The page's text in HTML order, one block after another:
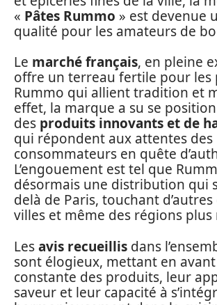
« Pâtes Rummo » est devenue
qualité pour les amateurs de
Le marché français, en pleine
offre un terreau fertile pour les
Rummo qui allient tradition et
effet, la marque a su se
des produits innovants et de
qui répondent aux attentes des
consommateurs en quête
L’engouement est tel que
désormais une distribution qui
delà de Paris, touchant
villes et même des régions plus
Lesavis recueillis dans
sont élogieux, mettant en
constante des produits, leur
saveur et leur capacité à